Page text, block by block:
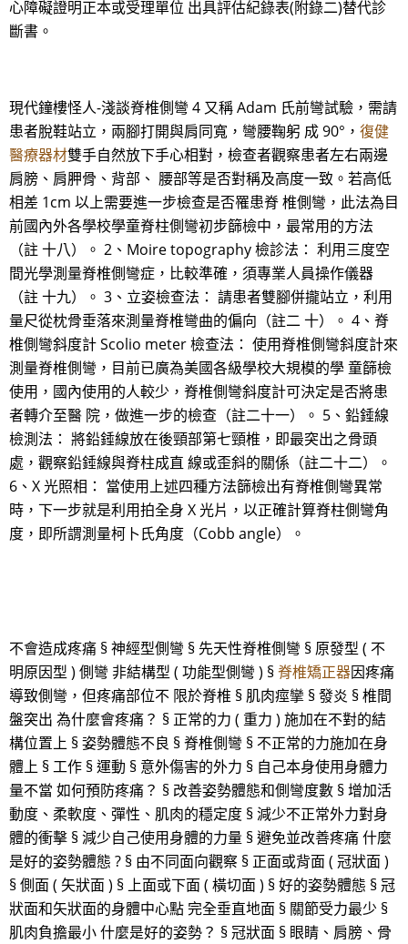
心障礙證明正本或受理單位 出具評估紀錄表(附錄二)替代診
斷書。
現代鐘樓怪人-淺談脊椎側彎 4 又稱 Adam 氏前彎試驗，需請
患者脫鞋站立，兩腳打開與肩同寬，彎腰鞠躬 成 90°， 復健
醫療器材雙手自然放下手心相對，檢查者觀察患者左右兩邊
肩膀、肩胛骨、背部、 腰部等是否對稱及高度一致。若高低
相差 1cm 以上需要進一步檢查是否罹患脊 椎側彎，此法為目
前國內外各學校學童脊柱側彎初步篩檢中，最常用的方法
（註 十八）。 2、Moire topography 檢診法： 利用三度空
間光學測量脊椎側彎症，比較準確，須專業人員操作儀器
（註 十九）。 3、立姿檢查法： 請患者雙腳併攏站立，利用
量尺從枕骨垂落來測量脊椎彎曲的偏向（註二 十）。 4、脊
椎側彎斜度計 Scolio meter 檢查法： 使用脊椎側彎斜度計來
測量脊椎側彎，目前已廣為美國各級學校大規模的學 童篩檢
使用，國內使用的人較少，脊椎側彎斜度計可決定是否將患
者轉介至醫 院，做進一步的檢查（註二十一）。 5、鉛錘線
檢測法： 將鉛錘線放在後頸部第七頸椎，即最突出之骨頭
處，觀察鉛錘線與脊柱成直 線或歪斜的關係（註二十二）。
6、X 光照相： 當使用上述四種方法篩檢出有脊椎側彎異常
時，下一步就是利用拍全身 X 光片，以正確計算脊柱側彎角
度，即所謂測量柯卜氏角度（Cobb angle）。
不會造成疼痛 § 神經型側彎 § 先天性脊椎側彎 § 原發型 ( 不
明原因型 ) 側彎 非結構型 ( 功能型側彎 ) §脊椎矯正器因疼痛
導致側彎，但疼痛部位不 限於脊椎 § 肌肉痙攣 § 發炎 § 椎間
盤突出 為什麼會疼痛？ § 正常的力 ( 重力 ) 施加在不對的結
構位置上 § 姿勢體態不良 § 脊椎側彎 § 不正常的力施加在身
體上 § 工作 § 運動 § 意外傷害的外力 § 自己本身使用身體力
量不當 如何預防疼痛？ § 改善姿勢體態和側彎度數 § 增加活
動度、柔軟度、彈性、肌肉的穩定度 § 減少不正常外力對身
體的衝擊 § 減少自己使用身體的力量 § 避免並改善疼痛 什麼
是好的姿勢體態 ? § 由不同面向觀察 § 正面或背面 ( 冠狀面 )
§ 側面 ( 矢狀面 ) § 上面或下面 ( 橫切面 ) § 好的姿勢體態 § 冠
狀面和矢狀面的身體中心點 完全垂直地面 § 關節受力最少 §
肌肉負擔最小 什麼是好的姿勢？ § 冠狀面 § 眼睛、肩膀、骨